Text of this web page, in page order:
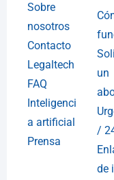
Sobre
nosotros
Contacto
Legaltech
FAQ
Inteligenci
a artificial
Prensa
un
/
de